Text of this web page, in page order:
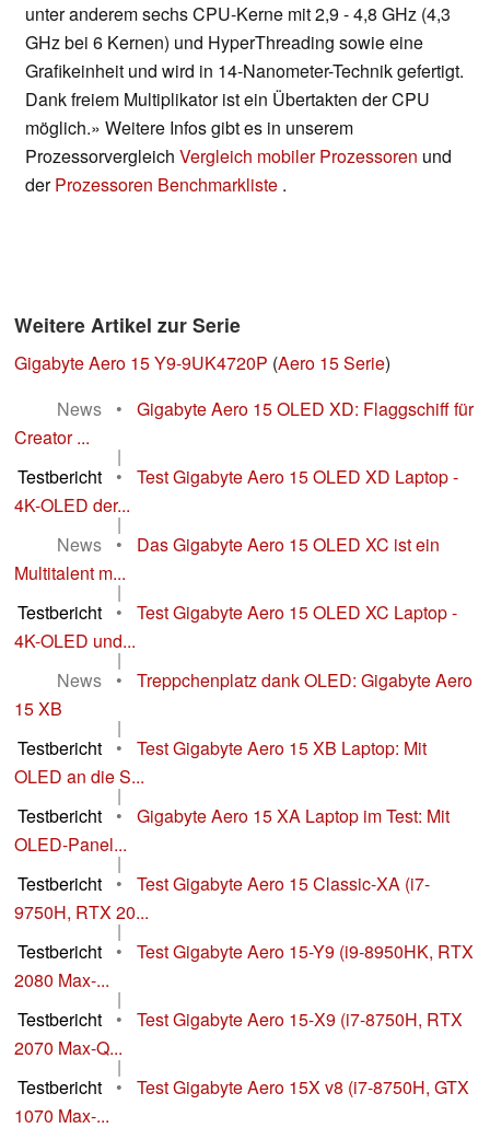
unter anderem sechs CPU-Kerne mit 2,9 - 4,8 GHz (4,3
GHz bei 6 Kernen) und HyperThreading sowie eine
Grafikeinheit und wird in 14-Nanometer-Technik gefertigt.
Dank freiem Multiplikator ist ein Übertakten der CPU
möglich.» Weitere Infos gibt es in unserem
Prozessorvergleich Vergleich mobiler Prozessoren und
derProzessoren Benchmarkliste .
Weitere Artikel zur Serie
Gigabyte Aero 15 Y9-9UK4720P (Aero 15 Serie)
News
•
Gigabyte Aero 15 OLED XD: Flaggschiff für
Creator ...
|
Testbericht
•
Test Gigabyte Aero 15 OLED XD Laptop -
4K-OLED der...
|
News
•
Das Gigabyte Aero 15 OLED XC ist ein
Multitalent m...
|
Testbericht
•
Test Gigabyte Aero 15 OLED XC Laptop -
4K-OLED und...
|
News
•
Treppchenplatz dank OLED: Gigabyte Aero
15 XB
|
Testbericht
•
Test Gigabyte Aero 15 XB Laptop: Mit
OLED an die S...
|
Testbericht
•
Gigabyte Aero 15 XA Laptop im Test: Mit
OLED-Panel...
|
Testbericht
•
Test Gigabyte Aero 15 Classic-XA (i7-
9750H, RTX 20...
|
Testbericht
•
Test Gigabyte Aero 15-Y9 (i9-8950HK, RTX
2080 Max-...
|
Testbericht
•
Test Gigabyte Aero 15-X9 (i7-8750H, RTX
2070 Max-Q...
|
Testbericht
•
Test Gigabyte Aero 15X v8 (i7-8750H, GTX
1070 Max-...